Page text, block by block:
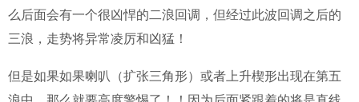
么后面会有一个很凶悍的二浪回调，但经过此波回调之后的
三浪，走势将异常凌厉和凶猛！
但是如果如果喇叭（扩张三角形）或者上升楔形出现在第五